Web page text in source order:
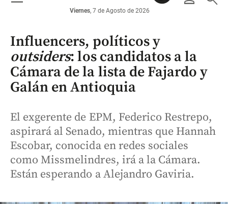
Colombia
Viernes, 7 de Agosto de 2026
Influencers, políticos y
outsiders: los candidatos a la
Cámara de la lista de Fajardo y
Galán en Antioquia
El exgerente de EPM, Federico Restrepo,
aspirará al Senado, mientras que Hannah
Escobar, conocida en redes sociales
como Missmelindres, irá a la Cámara.
Están esperando a Alejandro Gaviria.